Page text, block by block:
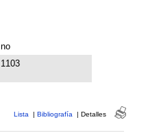
no
1103
Lista | Bibliografía | Detalles